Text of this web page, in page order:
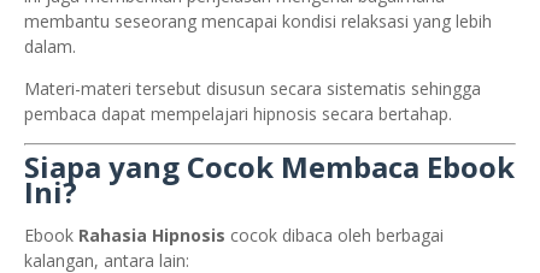
membantu seseorang mencapai kondisi relaksasi yang lebih
dalam.
Materi-materi tersebut disusun secara sistematis sehingga
pembaca dapat mempelajari hipnosis secara bertahap.
Siapa yang Cocok Membaca Ebook
Ini?
Ebook Rahasia Hipnosis cocok dibaca oleh berbagai
kalangan, antara lain: